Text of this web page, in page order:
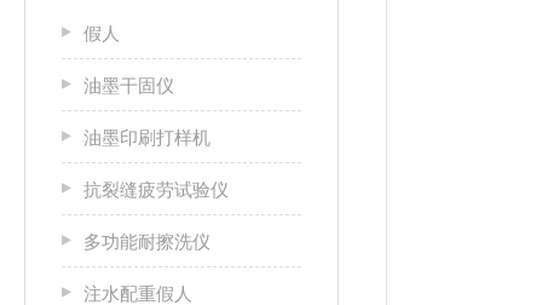
假人
油墨干固仪
油墨印刷打样机
抗裂缝疲劳试验仪
多功能耐擦洗仪
注水配重假人